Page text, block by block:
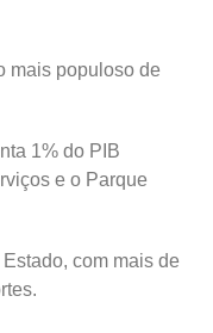
mais populoso de
1% do PIB
e o Parque
com mais de